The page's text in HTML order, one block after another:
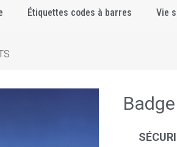
Étiquettes codes à barres Vie